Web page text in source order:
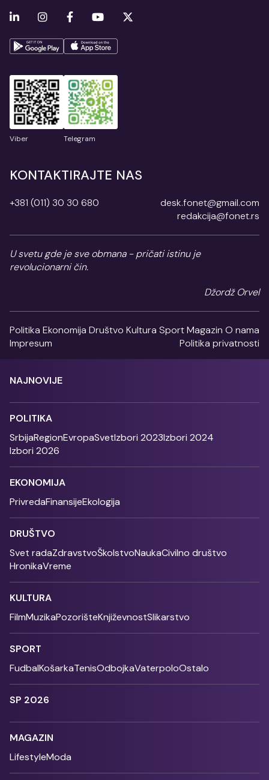
Viber Telegram
KONTAKTIRAJTE NAS
+381 (011) 30 30 680
desk.fonet@gmail.com
redakcija@fonet.rs
U svetu gde je sve obmana - pričati istinu je
revolucionarni čin.
Džordž Orvel
Politika Ekonomija Društvo Kultura SportMagazin O nama
Impresum
Politika privatnosti
NAJNOVIJE
POLITIKA
SrbijaRegionEvropaSvetIzbori 2023Izbori 2024
Izbori 2026
EKONOMIJA
PrivredaFinansijeEkologija
DRUŠTVO
Svet radaZdravstvoŠkolstvoNaukaCivilno društvo
HronikaVreme
KULTURA
FilmMuzikaPozorišteKnjiževnostSlikarstvo
SPORT
FudbalKošarkaTenisOdbojkaVaterpoloOstalo
SP 2026
MAGAZIN
LifestyleModa